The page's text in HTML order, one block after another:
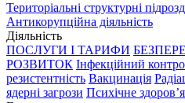
Територіальні структурні
Антикорупційна діяльність
Діяльність
ПОСЛУГИ І ТАРИФИ
РОЗВИТОК Інфекційний
резистентність Вакцинація
ядерні загрози Психічне здоров’я